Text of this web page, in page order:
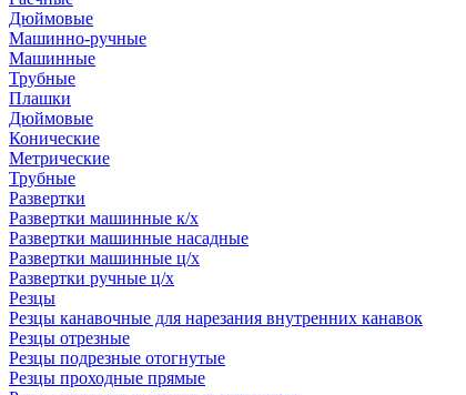
Дюймовые
Машинно-ручные
Машинные
Трубные
Плашки
Дюймовые
Конические
Метрические
Трубные
Развертки
Развертки машинные к/х
Развертки машинные насадные
Развертки машинные ц/х
Развертки ручные ц/х
Резцы
Резцы канавочные для нарезания внутренних канавок
Резцы отрезные
Резцы подрезные отогнутые
Резцы проходные прямые